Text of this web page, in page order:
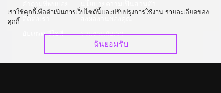
ติดต่อเรา
อัปเกรด วีไอพี
ส่งผลงานของคุณ
ร่วมงานกับเรา
เราใช้คุกกี้เพื่อดำเนินการเว็บไซต์นี้และปรับปรุงการใช้งาน รายละเอียดของ
คุกกี้
ฉันยอมรับ